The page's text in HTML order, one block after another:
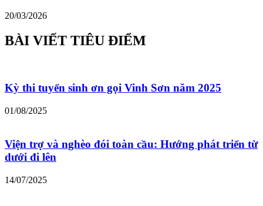
20/03/2026
BÀI VIẾT TIÊU ĐIỂM
Kỳ thi tuyển sinh ơn gọi Vinh Sơn năm 2025
01/08/2025
Viện trợ và nghèo đói toàn cầu: Hướng phát triển từ
dưới đi lên
14/07/2025